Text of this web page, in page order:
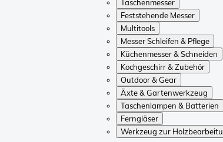
Taschenmesser
Feststehende Messer
Multitools
Messer Schleifen & Pflege
Küchenmesser & Schneiden
Kochgeschirr & Zubehör
Outdoor & Gear
Äxte & Gartenwerkzeug
Taschenlampen & Batterien
Ferngläser
Werkzeug zur